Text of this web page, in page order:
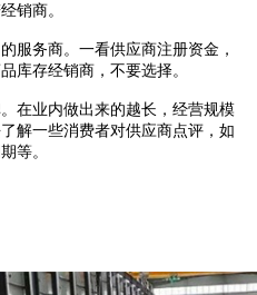
销商。
务商。一看供应商注册资金，
库存经销商，不要选择。
业内做出来的越长，经营规模
解一些消费者对供应商点评，如
等。